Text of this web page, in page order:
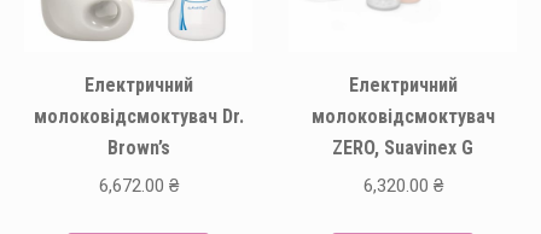
Електричний
молоковідсмоктувач Dr.
Brown’s
6,672.00 ₴
Електричний
молоковідсмоктувач
ZERO, Suavinex G
6,320.00 ₴